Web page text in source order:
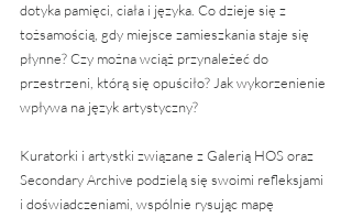
dotyka pamięci, ciała i języka. Co dzieje się z
tożsamością, gdy miejsce zamieszkania staje się
płynne? Czy można wciąż przynależeć do
przestrzeni, którą się opuściło? Jak wykorzenienie
wpływa na język artystyczny?
Kuratorki i artystki związane z Galerią HOS oraz
Secondary Archive podzielą się swoimi refleksjami
i doświadczeniami, wspólnie rysując mapę